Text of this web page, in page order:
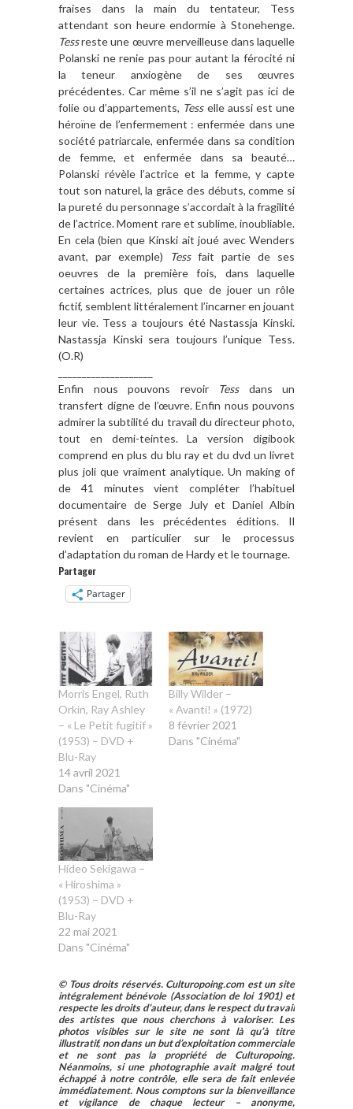
fraises dans la main du tentateur, Tess
attendant son heure endormie à Stonehenge.
Tessreste une œuvre merveilleuse dans laquelle
Polanski ne renie pas pour autant la férocité ni
la teneur anxiogène de ses œuvres
précédentes. Car même s’il ne s’agit pas ici de
folie ou d’appartements, Tesselle aussi est une
héroïne de l’enfermement : enfermée dans une
société patriarcale, enfermée dans sa condition
de femme, et enfermée dans sa beauté…
Polanski révèle l’actrice et la femme, y capte
tout son naturel, la grâce des débuts, comme si
la pureté du personnage s’accordait à la fragilité
de l’actrice. Moment rare et sublime, inoubliable.
En cela (bien que Kinski ait joué avec Wenders
avant, par exemple)
Tessfait partie de ses
oeuvres de la première fois, dans laquelle
certaines actrices, plus que de jouer un rôle
fictif, semblent littéralement l’incarner en jouant
leur vie. Tess a toujours été Nastassja Kinski.
Nastassja Kinski sera toujours l’unique Tess.
(O.R)
Enfin nous pouvons revoir
Tessdans un
transfert digne de l’œuvre. Enfin nous pouvons
admirer la subtilité du travail du directeur photo,
tout en demi-teintes. La version digibook
comprend en plus du blu ray et du dvd un livret
plus joli que vraiment analytique. Un making of
de 41 minutes vient compléter l’habituel
documentaire de Serge July et Daniel Albin
présent dans les précédentes éditions. Il
revient en particulier sur le processus
d’adaptation du roman de Hardy et le tournage.
Partager
Partager
Morris Engel, Ruth
Orkin, Ray Ashley
– « Le Petit fugitif »
(1953) – DVD +
Blu-Ray
14 avril 2021
Dans "Cinéma"
Billy Wilder –
« Avanti! » (1972)
8 février 2021
Dans "Cinéma"
Hideo Sekigawa –
« Hiroshima »
(1953) – DVD +
Blu-Ray
22 mai 2021
Dans "Cinéma"
© Tous droits réservés. Culturopoing.com est un site
intégralement bénévole (Association de loi 1901) et
respecte les droits d’auteur, dans le respect du travail
des artistes que nous cherchons à valoriser. Les
photos visibles sur le site ne sont là qu’à titre
illustratif, non dans un but d’exploitation commerciale
et ne sont pas la propriété de Culturopoing.
Néanmoins, si une photographie avait malgré tout
échappé à notre contrôle, elle sera de fait enlevée
immédiatement. Nous comptons sur la bienveillance
et vigilance de chaque lecteur – anonyme,